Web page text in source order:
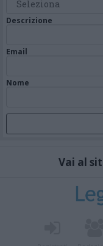
Descrizione
Email
Nome
Vai al